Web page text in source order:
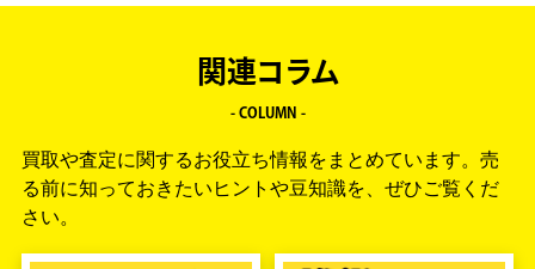
関連コラム
- COLUMN -
買取や査定に関するお役立ち情報をまとめています。 売
る前に知っておきたいヒントや豆知識を、ぜひご覧くだ
さい。